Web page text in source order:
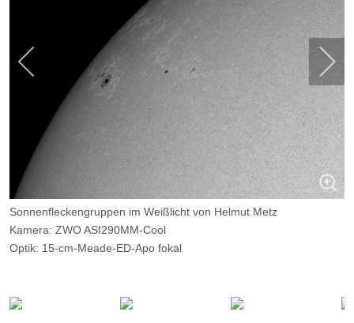
Sonnenfleckengruppen im Weißlicht von Helmut Metz
Kamera: ZWO ASI290MM-Cool
Optik: 15-cm-Meade-ED-Apo fokal
Datum: 14.05.2022, 12:46